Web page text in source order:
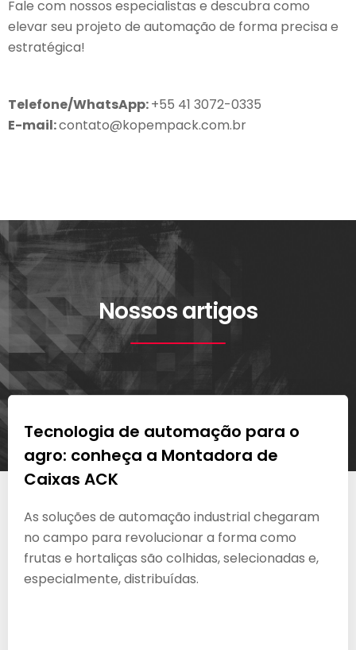
Fale com nossos especialistas e descubra como
elevar seu projeto de automação de forma precisa e
estratégica!
Telefone/WhatsApp:+55 41 3072-0335
E-mail:contato@kopempack.com.br
Nossos artigos
Tecnologia de automação para o
agro: conheça a Montadora de
Caixas ACK
As soluções de automação industrial chegaram
no campo para revolucionar a forma como
frutas e hortaliças são colhidas, selecionadas e,
especialmente, distribuídas.